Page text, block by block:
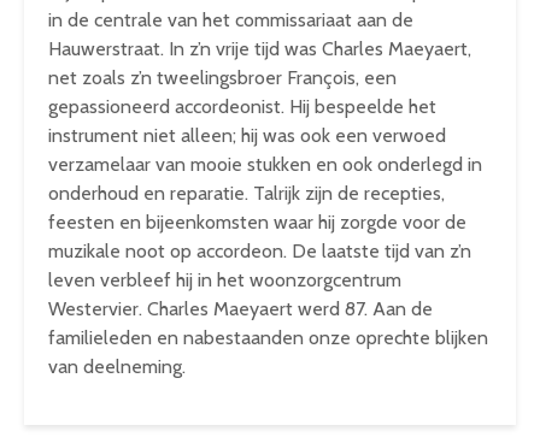
in de centrale van het commissariaat aan de
Hauwerstraat. In z’n vrije tijd was Charles Maeyaert,
net zoals z’n tweelingsbroer François, een
gepassioneerd accordeonist. Hij bespeelde het
instrument niet alleen; hij was ook een verwoed
verzamelaar van mooie stukken en ook onderlegd in
onderhoud en reparatie. Talrijk zijn de recepties,
feesten en bijeenkomsten waar hij zorgde voor de
muzikale noot op accordeon. De laatste tijd van z’n
leven verbleef hij in het woonzorgcentrum
Westervier. Charles Maeyaert werd 87. Aan de
familieleden en nabestaanden onze oprechte blijken
van deelneming.